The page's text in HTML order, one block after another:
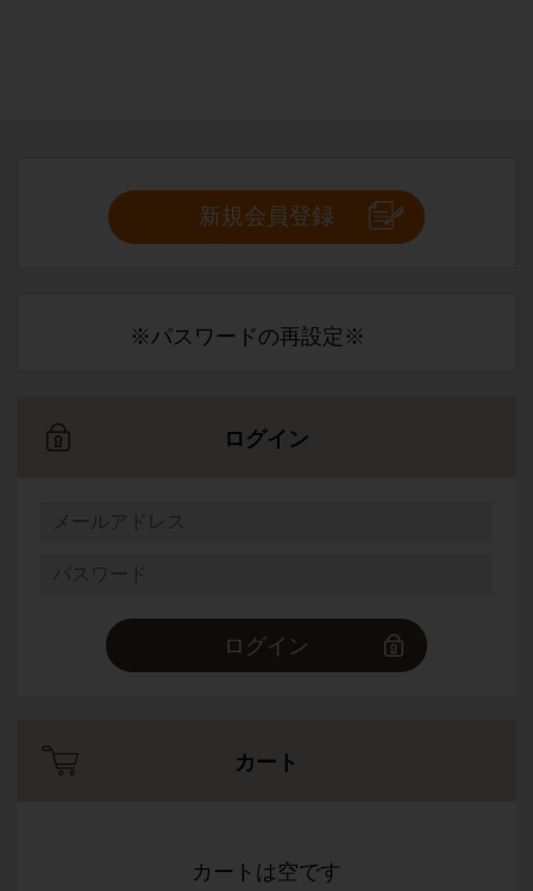
新規会員登録
※パスワードの再設定※
ログイン
ログイン
カート
カートは空です